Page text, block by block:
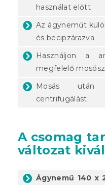
használat előtt
Az ágyneműt
és becipzárazva
Használjon a
megfelelő
Mosás után
centrifugálást
A csomag
változat
Ágynemű 140 x